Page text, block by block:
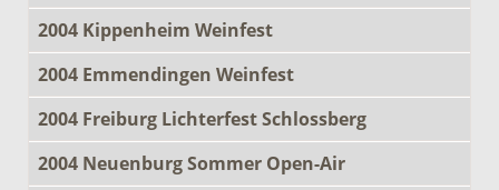
2004 Kippenheim Weinfest
2004 Emmendingen Weinfest
2004 Freiburg Lichterfest Schlossberg
2004 Neuenburg Sommer Open-Air